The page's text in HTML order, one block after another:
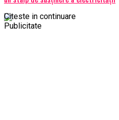
Citeste in continuare
Publicitate